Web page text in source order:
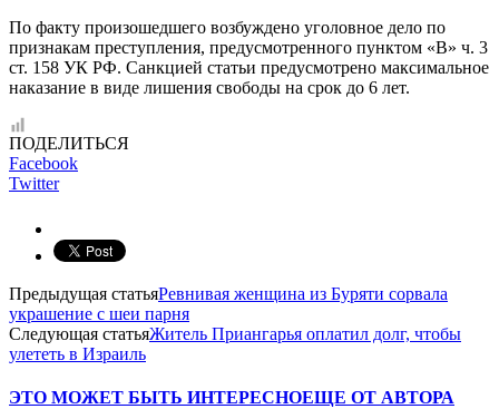
По факту произошедшего возбуждено уголовное дело по
признакам преступления, предусмотренного пунктом «В» ч. 3
ст. 158 УК РФ. Санкцией статьи предусмотрено максимальное
наказание в виде лишения свободы на срок до 6 лет.
ПОДЕЛИТЬСЯ
Facebook
Twitter
Предыдущая статьяРевнивая женщина из Буряти сорвала
украшение с шеи парня
Следующая статьяЖитель Приангарья оплатил долг, чтобы
улететь в Израиль
ЭТО МОЖЕТ БЫТЬ ИНТЕРЕСНОЕЩЕ ОТ АВТОРА